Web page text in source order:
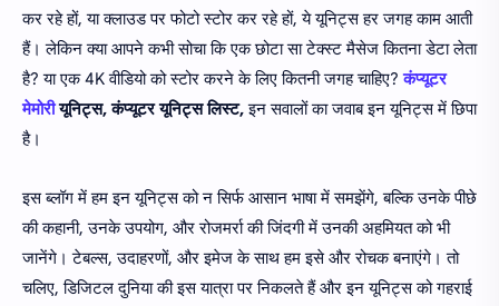
कर रहे हों, या क्लाउड पर फोटो स्टोर कर रहे हों, ये यूनिट्स हर जगह काम आती
हैं। लेकिन क्या आपने कभी सोचा कि एक छोटा सा टेक्स्ट मैसेज कितना डेटा लेता
है? या एक 4K वीडियो को स्टोर करने के लिए कितनी जगह चाहिए?कंप्यूटर
मेमोरीयूनिट्स, कंप्यूटर यूनिट्स लिस्ट,इन सवालों का जवाब इन यूनिट्स में छिपा
है।
इस ब्लॉग में हम इन यूनिट्स को न सिर्फ आसान भाषा में समझेंगे, बल्कि उनके पीछे
की कहानी, उनके उपयोग, और रोजमर्रा की जिंदगी में उनकी अहमियत को भी
जानेंगे। टेबल्स, उदाहरणों, और इमेज के साथ हम इसे और रोचक बनाएंगे। तो
चलिए, डिजिटल दुनिया की इस यात्रा पर निकलते हैं और इन यूनिट्स को गहराई